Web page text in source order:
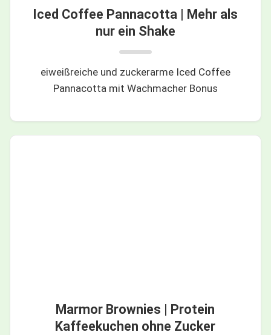
Iced Coffee Pannacotta | Mehr als
nur ein Shake
eiweißreiche und zuckerarme Iced Coffee
Pannacotta mit Wachmacher Bonus
Marmor Brownies | Protein
Kaffeekuchen ohne Zucker